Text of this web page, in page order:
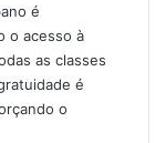
é
o acesso à
as classes
é
o